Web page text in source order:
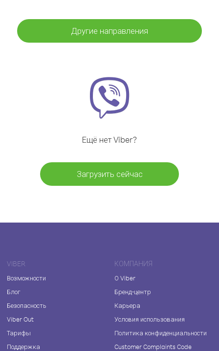
Другие направления
Ещё нет Viber?
Загрузить сейчас
VIBER
Возможности
Блог
Безопасность
Viber Out
Тарифы
Поддержка
КОМПАНИЯ
О Viber
Бренд-центр
Карьера
Условия использования
Политика конфиденциальности
Customer Complaints Code